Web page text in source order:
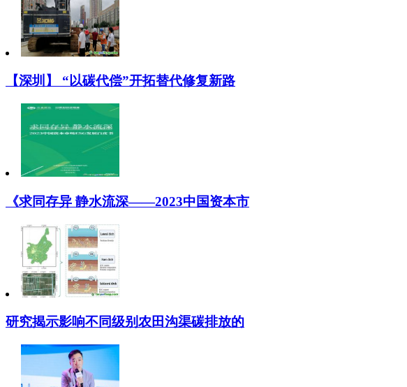
【深圳】 “以碳代偿”开拓替代修复新路
《求同存异 静水流深——2023中国资本市
研究揭示影响不同级别农田沟渠碳排放的